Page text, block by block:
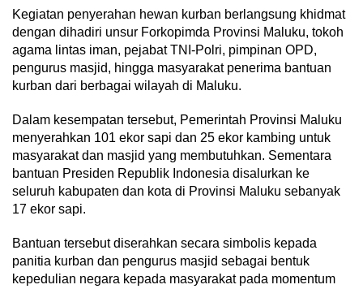
Kegiatan penyerahan hewan kurban berlangsung khidmat
dengan dihadiri unsur Forkopimda Provinsi Maluku, tokoh
agama lintas iman, pejabat TNI-Polri, pimpinan OPD,
pengurus masjid, hingga masyarakat penerima bantuan
kurban dari berbagai wilayah di Maluku.
Dalam kesempatan tersebut, Pemerintah Provinsi Maluku
menyerahkan 101 ekor sapi dan 25 ekor kambing untuk
masyarakat dan masjid yang membutuhkan. Sementara
bantuan Presiden Republik Indonesia disalurkan ke
seluruh kabupaten dan kota di Provinsi Maluku sebanyak
17 ekor sapi.
Bantuan tersebut diserahkan secara simbolis kepada
panitia kurban dan pengurus masjid sebagai bentuk
kepedulian negara kepada masyarakat pada momentum